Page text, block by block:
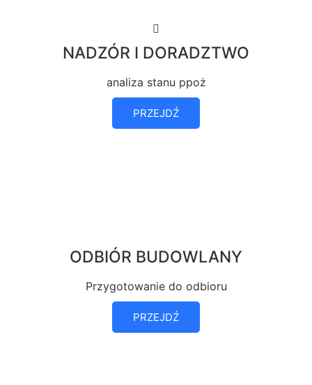
NADZÓR I DORADZTWO
analiza stanu ppoż
PRZEJDŹ
ODBIÓR BUDOWLANY
Przygotowanie do odbioru
PRZEJDŹ